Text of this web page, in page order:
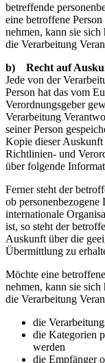
betreffende
eine betroffene
nehmen, kann sie
die Verarbeitung
b) Recht auf
Jede von der
Person hat das vom
Verordnungsgeber
Verarbeitung
seiner Person
Kopie dieser Auskunft
Richtlinien- und
über folgende
Ferner steht der
ob
internationale
ist, so steht der
Auskunft über die
Übermittlung zu
Möchte eine
nehmen, kann sie
die Verarbeitung
die
die Kategorien
werden
die Empfänger